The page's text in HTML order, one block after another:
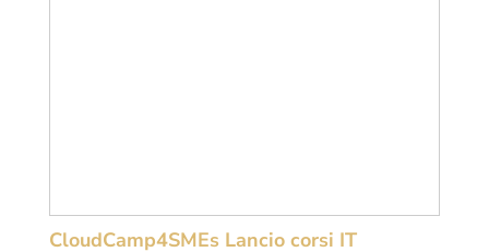
CloudCamp4SMEs Lancio corsi IT